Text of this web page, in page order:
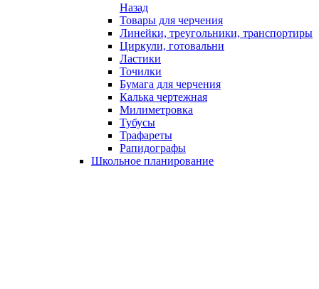
Назад
Товары для черчения
Линейки, треугольники, транспортиры
Циркули, готовальни
Ластики
Точилки
Бумага для черчения
Калька чертежная
Милиметровка
Тубусы
Трафареты
Рапидографы
Школьное планирование